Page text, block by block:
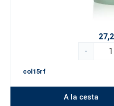
-
col15rf
A la cesta